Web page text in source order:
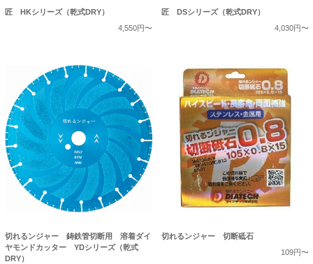
匠 HKシリーズ（乾式DRY）
4,550円〜
匠 DSシリーズ（乾式DRY）
4,030円〜
切れるンジャー 鋳鉄管切断用 溶着ダイ
ヤモンドカッター YDシリーズ（乾式
DRY）
切れるンジャー 切断砥石
109円〜